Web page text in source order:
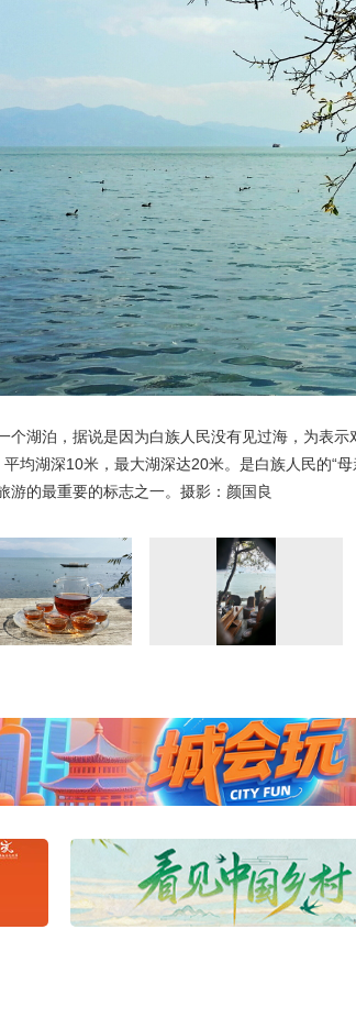
冰雪道路 足球道路
科普
云起 超级工厂
热播榜 总台企业白名单
个湖泊，据说是因为白族人民没有见过海，为表
均湖深10米，最大湖深达20米。是白族人民的“
游的最重要的标志之一。摄影：颜国良